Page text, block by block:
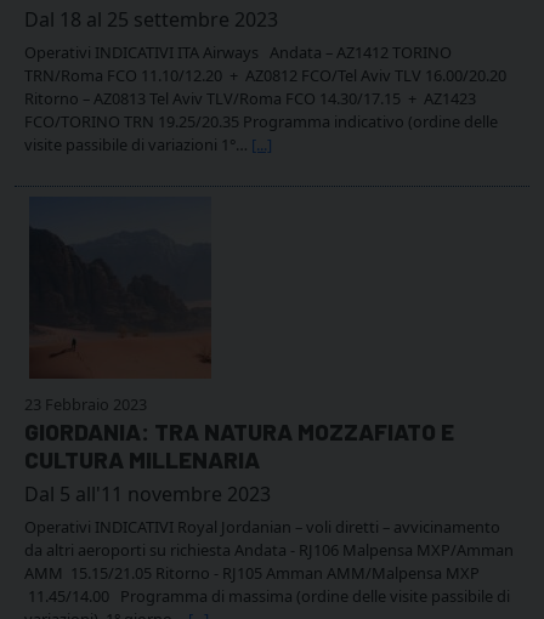
Dal 18 al 25 settembre 2023
Operativi INDICATIVI ITA Airways Andata – AZ1412 TORINO
TRN/Roma FCO 11.10/12.20 + AZ0812 FCO/Tel Aviv TLV 16.00/20.20
Ritorno – AZ0813 Tel Aviv TLV/Roma FCO 14.30/17.15 + AZ1423
FCO/TORINO TRN 19.25/20.35 Programma indicativo (ordine delle
visite passibile di variazioni 1°… [...]
23 Febbraio 2023
GIORDANIA: TRA NATURA MOZZAFIATO E
CULTURA MILLENARIA
Dal 5 all'11 novembre 2023
Operativi INDICATIVI Royal Jordanian – voli diretti – avvicinamento
da altri aeroporti su richiesta Andata - RJ106 Malpensa MXP/Amman
AMM 15.15/21.05 Ritorno - RJ105 Amman AMM/Malpensa MXP
11.45/14.00 Programma di massima (ordine delle visite passibile di